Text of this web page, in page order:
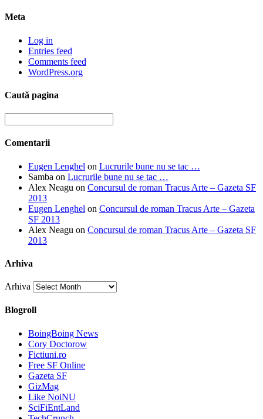
Meta
Log in
Entries feed
Comments feed
WordPress.org
Caută pagina
Comentarii
Eugen Lenghel on Lucrurile bune nu se tac …
Samba on Lucrurile bune nu se tac …
Alex Neagu on Concursul de roman Tracus Arte – Gazeta SF
2013
Eugen Lenghel on Concursul de roman Tracus Arte – Gazeta
SF 2013
Alex Neagu on Concursul de roman Tracus Arte – Gazeta SF
2013
Arhiva
Arhiva
Blogroll
BoingBoing News
Cory Doctorow
Fictiuni.ro
Free SF Online
Gazeta SF
GizMag
Like NoiNU
SciFiEntLand